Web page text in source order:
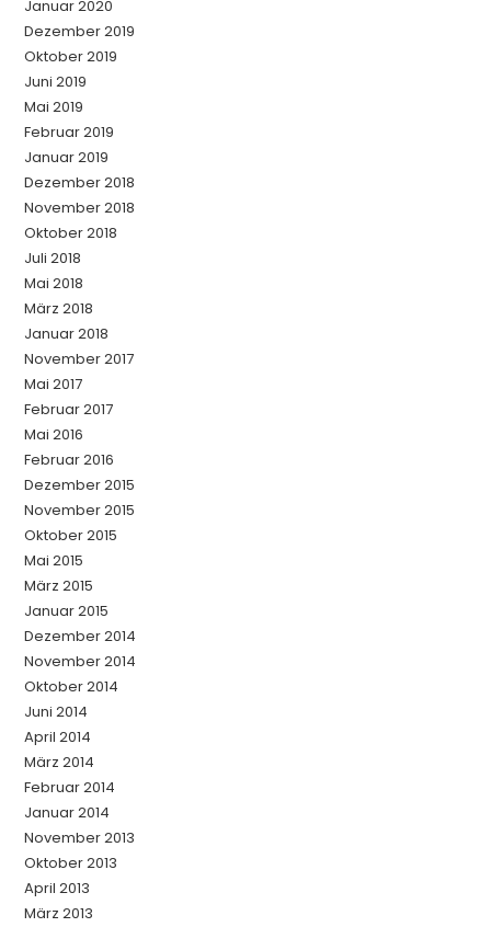
Januar 2020
Dezember 2019
Oktober 2019
Juni 2019
Mai 2019
Februar 2019
Januar 2019
Dezember 2018
November 2018
Oktober 2018
Juli 2018
Mai 2018
März 2018
Januar 2018
November 2017
Mai 2017
Februar 2017
Mai 2016
Februar 2016
Dezember 2015
November 2015
Oktober 2015
Mai 2015
März 2015
Januar 2015
Dezember 2014
November 2014
Oktober 2014
Juni 2014
April 2014
März 2014
Februar 2014
Januar 2014
November 2013
Oktober 2013
April 2013
März 2013